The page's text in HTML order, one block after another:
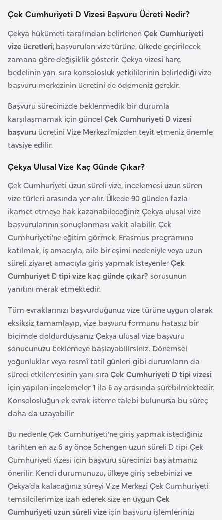
Çek Cumhuriyeti D Vizesi Başvuru Ücreti Nedir?
Çekya hükümeti tarafından belirlenenÇek Cumhuriyeti
vize ücretleri; başvurulan vize türüne, ülkede geçirilecek
zamana göre değişiklik gösterir. Çekya vizesi harç
bedelinin yanı sıra konsolosluk yetkililerinin belirlediği vize
başvuru merkezinin ücretini de ödemeniz gerekir.
Başvuru sürecinizde beklenmedik bir durumla
karşılaşmamak için güncel Çek Cumhuriyeti D vizesi
başvuru ücretini Vize Merkezi’mizden teyit etmeniz önemle
tavsiye edilir.
Çekya Ulusal Vize Kaç Günde Çıkar?
Çek Cumhuriyeti uzun süreli vize, incelemesi uzun süren
vize türleri arasında yer alır. Ülkede 90 günden fazla
ikamet etmeye hak kazanabileceğiniz Çekya ulusal vize
başvurularının sonuçlanması vakit alabilir. Çek
Cumhuriyeti’ne eğitim görmek, Erasmus programına
katılmak, iş amacıyla, aile birleşimi nedeniyle veya uzun
süreli ziyaret amacıyla giriş yapmak isteyenlerÇek
Cumhuriyet D tipi vize kaç günde çıkar? sorusunun
yanıtını merak etmektedir.
Tüm evraklarınızı başvurduğunuz vize türüne uygun olarak
eksiksiz tamamlayıp, vize başvuru formunu hatasız bir
biçimde doldurduysanız Çekya ulusal vize başvuru
sonucunuzu beklemeye başlayabilirsiniz. Dönemsel
yoğunluklar veya resmî tatil günleri gibi durumların da
süreci etkilemesinin yanı sıra Çek Cumhuriyeti D tipi vizesi
için yapılan incelemeler 1 ila 6 ay arasında sürebilmektedir.
Konsolosluğun ek evrak isteme talebi bulunursa bu süreç
daha da uzayabilir.
Bu nedenle Çek Cumhuriyeti’ne giriş yapmak istediğiniz
tarihten en az 6 ay önce Schengen uzun süreli D tipi Çek
Cumhuriyeti vizesi için başvuru sürecinizi başlatmanız
önerilir. Kendi durumunuzu, ülkeye giriş sebebinizi ve
Çekya’da kalacağınız süreyi Vize Merkezi Çek Cumhuriyeti
temsilcilerimize izah ederek size en uygunÇek
Cumhuriyeti uzun süreli vize için başvuru işlemlerinizi
a
D
e
m
o
r
a
t
i
k
o
n
g
o
a
r
i
s
t
a
n
E
m
i